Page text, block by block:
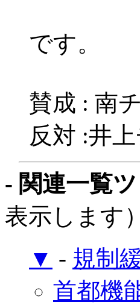
です。
賛成 : 南
反対 :井
- 関連一覧
表示します）
▼ - 規制
首都機